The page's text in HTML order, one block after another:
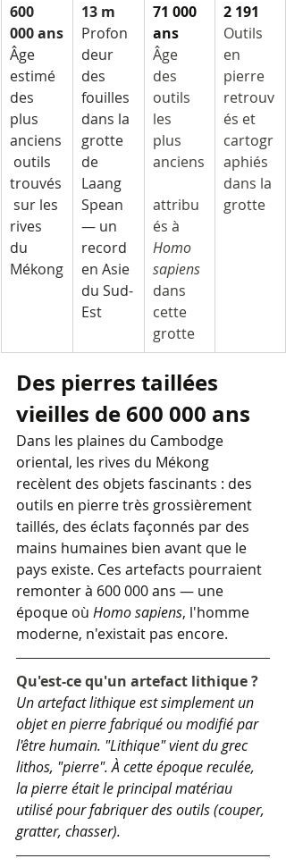
600
000 ans
Âge
estimé
des
plus
anciens
outils
trouvés
sur les
rives
du
Mékong
13 m
Profon
deur
des
fouilles
dans la
grotte
de
Laang
Spean
— un
record
en Asie
du Sud-
Est
71 000
ans
Âge
des
outils
les
plus
anciens
attribu
és à
Homo
sapiens
dans
cette
grotte
2 191
Outils
en
pierre
retrouv
és et
cartogr
aphiés
dans la
grotte
Des pierres taillées
vieilles de 600 000 ans
Dans les plaines du Cambodge
oriental, les rives du Mékong
recèlent des objets fascinants : des
outils en pierre très grossièrement
taillés, des éclats façonnés par des
mains humaines bien avant que le
pays existe. Ces artefacts pourraient
remonter à 600 000 ans — une
époque où Homo sapiens, l'homme
moderne, n'existait pas encore.
Qu'est-ce qu'un artefact lithique ?
Un artefact lithique est simplement un
objet en pierre fabriqué ou modifié par
l'être humain. "Lithique" vient du grec
lithos, "pierre". À cette époque reculée,
la pierre était le principal matériau
utilisé pour fabriquer des outils (couper,
gratter, chasser).